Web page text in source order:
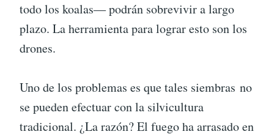
todo los koalas― podrán sobrevivir a largo
plazo. La herramienta para lograr esto son los
drones.
Uno de los problemas es que tales siembras no
se pueden efectuar con la silvicultura
tradicional. ¿La razón? El fuego ha arrasado en